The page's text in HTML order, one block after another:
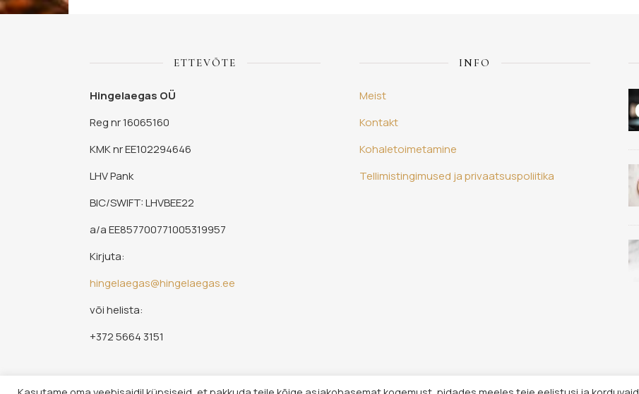
ETTEVÕTE
Hingelaegas OÜ
Reg nr 16065160
KMK nr EE102294646
LHV Pank
BIC/SWIFT: LHVBEE22
a/a EE857700771005319957
Kirjuta:
hingelaegas@hingelaegas.ee
või helista:
+372 5664 3151
INFO
Meist
Kontakt
Kohaletoimetamine
Tellimistingimused ja privaatsuspoliitika